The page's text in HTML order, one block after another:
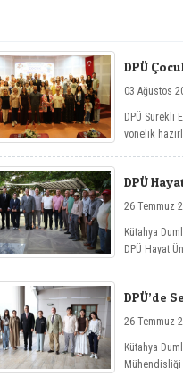
DPÜ
03 Ağustos
DPÜ Sürekli
yönelik
DPÜ
26 Temmuz
Kütahya
DPÜ Hayat
DPÜ’de
26 Temmuz
Kütahya